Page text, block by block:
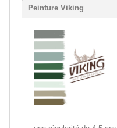
Peinture Viking